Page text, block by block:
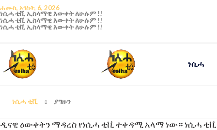
ሐሙስ, ኦገስት, 6, 2026
ነሲሓ ቲቪ ኢስላማዊ እውቀት ለሁሉም !!
ነሲሓ ቲቪ ኢስላማዊ እውቀት ለሁሉም !!
ነሲሓ ቲቪ ኢስላማዊ እውቀት ለሁሉም !!
ነሲሓ
ነሲሓ ቲቪ ያግዙን
ዲናዊ ዕውቀትን ማዳረስ የነሲሓ ቲቪ ተቀዳሚ አላማ ነው። ነሲሓ
“ ከማንኛውም ነገር የምትለግሱትን እርሱ